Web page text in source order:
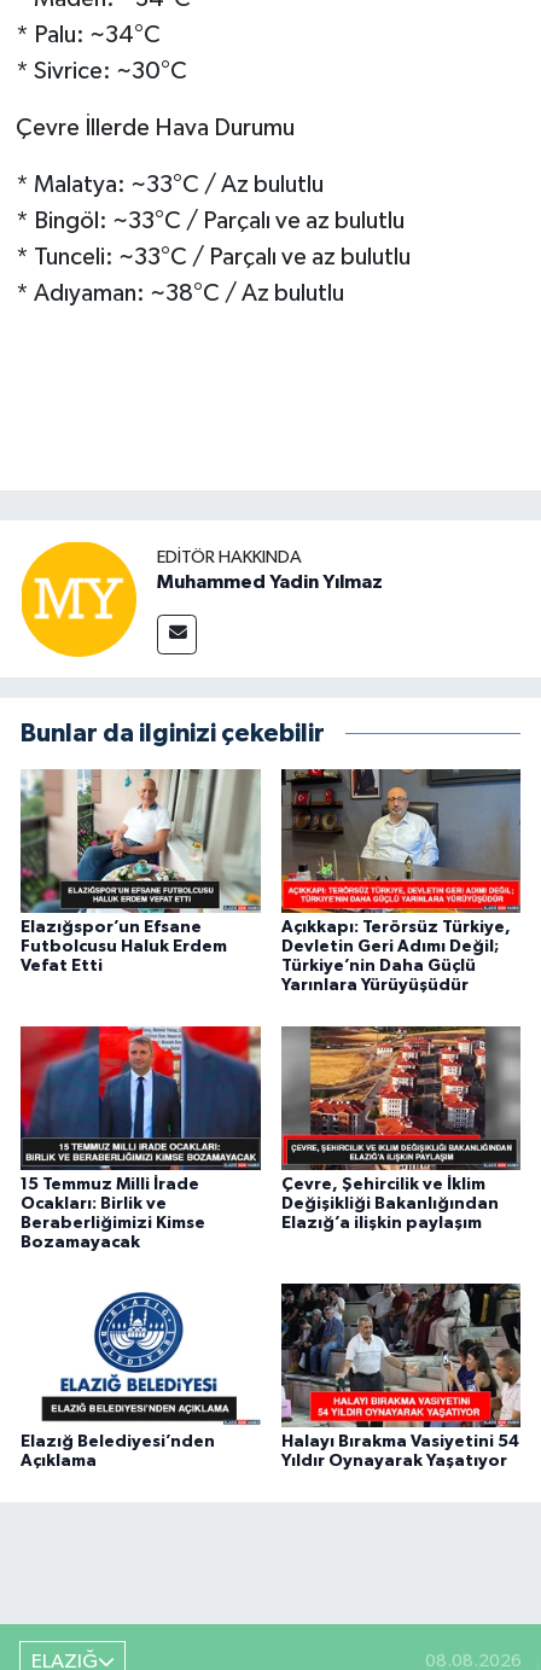
* Palu: ~34°C
* Sivrice: ~30°C
Çevre İllerde Hava Durumu
* Malatya: ~33°C / Az bulutlu
* Bingöl: ~33°C / Parçalı ve az bulutlu
* Tunceli: ~33°C / Parçalı ve az bulutlu
* Adıyaman: ~38°C / Az bulutlu
EDITÖR HAKKINDA
Muhammed Yadin Yılmaz
Bunlar da ilginizi çekebilir
Elazığspor’un Efsane
Futbolcusu Haluk Erdem
Vefat Etti
Açıkkapı: Terörsüz Türkiye,
Devletin Geri Adımı Değil;
Türkiye’nin Daha Güçlü
Yarınlara Yürüyüşüdür
15 Temmuz Milli İrade
Ocakları: Birlik ve
Beraberliğimizi Kimse
Bozamayacak
Çevre, Şehircilik ve İklim
Değişikliği Bakanlığından
Elazığ’a ilişkin paylaşım
Elazığ Belediyesi’nden
Açıklama
Halayı Bırakma Vasiyetini 54
Yıldır Oynayarak Yaşatıyor
ELAZIĞ 08.08.2026